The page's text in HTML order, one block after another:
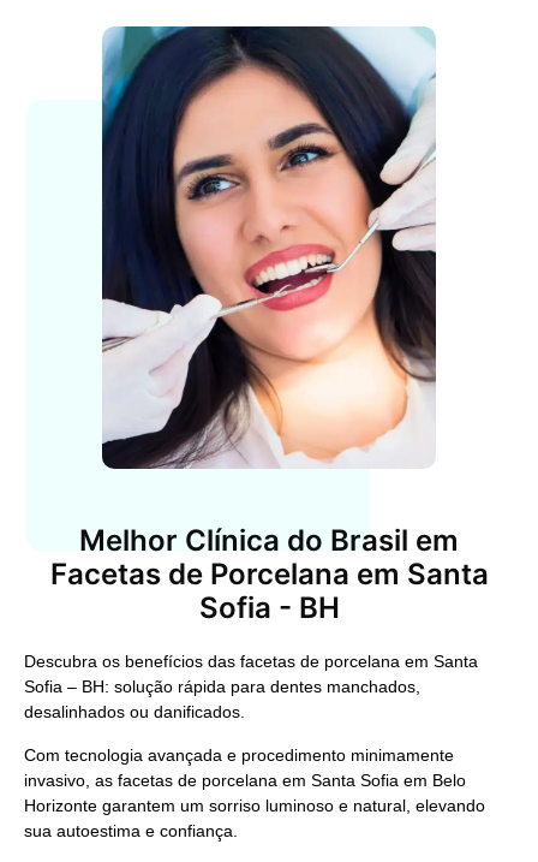
Melhor Clínica do Brasil em
Facetas de Porcelana em Santa
Sofia - BH
Descubra os benefícios das facetas de porcelana em Santa
Sofia – BH: solução rápida para dentes manchados,
desalinhados ou danificados.
Com tecnologia avançada e procedimento minimamente
invasivo, as facetas de porcelana em Santa Sofia em Belo
Horizonte garantem um sorriso luminoso e natural, elevando
sua autoestima e confiança.